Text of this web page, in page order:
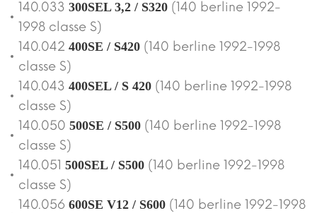
140.033 300SEL 3,2 / S320 (140 berline 1992-
1998 classe S)
140.042 400SE / S420 (140 berline 1992-1998
classe S)
140.043 400SEL / S 420 (140 berline 1992-1998
classe S)
140.050 500SE / S500 (140 berline 1992-1998
classe S)
140.051 500SEL / S500 (140 berline 1992-1998
classe S)
140.056 600SE V12 / S600 (140 berline 1992-1998